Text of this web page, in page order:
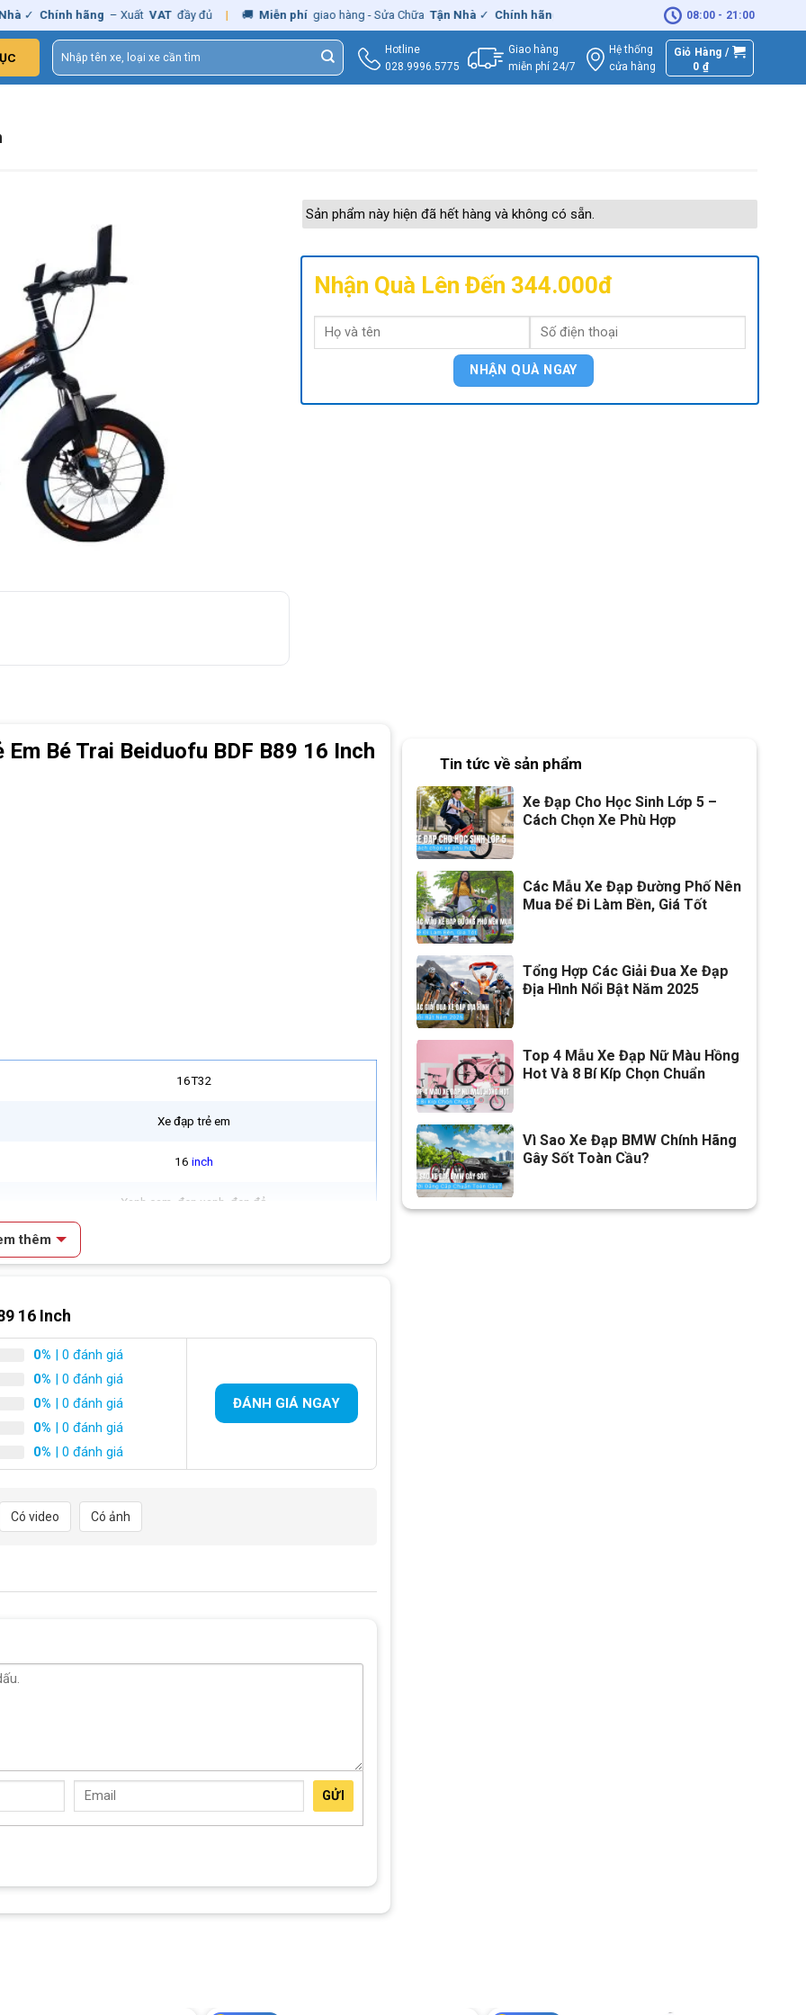
Chính hãng – Xuất VAT đầy đủ | 🚚 Miễn phí giao hàng - Sửa Chữa Tận Nhà ✓ Chính hãng – Xuất 🚚 Miễn phí giao hàng -
08:00 - 21:00
Tìm
kiếm:
Hotline
028.9996.5775
Giao hàng
miễn phí 24/7
Hệ thống
cửa hàng
Giỏ Hàng /
0₫
Sản phẩm này hiện đã hết hàng và không có sẵn.
Nhận Quà Lên Đến 344.000đ
16 Inch
Bé Trai Beiduofu BDF B89 16 Inch
16T32
Xe đạp trẻ em
16 inch
Xanh cam, đen xanh, đen đỏ
Hợp kim thép
Đạp Trẻ Em Đài Loan
thêm
16 Inch
0% | 0 đánh giá
0% | 0 đánh giá
0% | 0 đánh giá
0% | 0 đánh giá
0% | 0 đánh giá
ĐÁNH GIÁ NGAY
Có video Có ảnh
GỬI
Tin tức về sản phẩm
Xe Đạp Cho Học Sinh Lớp 5 –
Cách Chọn Xe Phù Hợp
Các Mẫu Xe Đạp Đường Phố Nên
Mua Để Đi Làm Bền, Giá Tốt
Tổng Hợp Các Giải Đua Xe Đạp
Địa Hình Nổi Bật Năm 2025
Top 4 Mẫu Xe Đạp Nữ Màu Hồng
Hot Và 8 Bí Kíp Chọn Chuẩn
Vì Sao Xe Đạp BMW Chính Hãng
Gây Sốt Toàn Cầu?